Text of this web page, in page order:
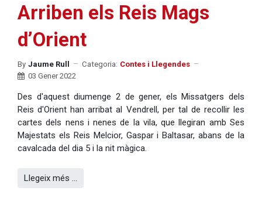
Arriben els Reis Mags
d’Orient
By Jaume Rull Categoria: Contes i Llegendes
03 Gener 2022
Des d'aquest diumenge 2 de gener, els Missatgers dels
Reis d'Orient han arribat al Vendrell, per tal de recollir les
cartes dels nens i nenes de la vila, que llegiran amb Ses
Majestats els Reis Melcior, Gaspar i Baltasar, abans de la
cavalcada del dia 5 i la nit màgica.
Llegeix més …